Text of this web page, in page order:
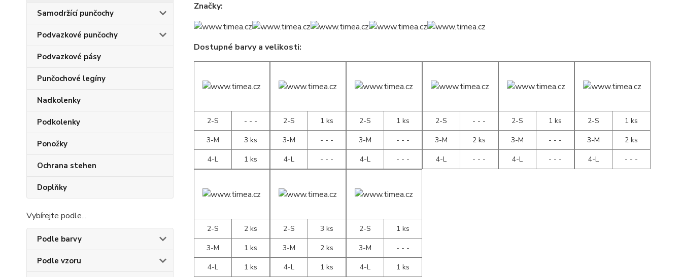
Samodržící punčochy
Podvazkové punčochy
Podvazkové pásy
Punčochové legíny
Nadkolenky
Podkolenky
Ponožky
Ochrana stehen
Doplňky
Vybírejte podle...
Podle barvy
Podle vzoru
Značky:
Dostupné barvy a velikosti:
2-S
- - -
3-M
3 ks
4-L
1 ks
2-S
1 ks
3-M
- - -
4-L
- - -
2-S
1 ks
3-M
- - -
4-L
- - -
2-S
- - -
3-M
2 ks
4-L
- - -
2-S
1 ks
3-M
- - -
4-L
- - -
2-S
1 ks
3-M
2 ks
4-L
- - -
2-S
2 ks
3-M
1 ks
4-L
1 ks
2-S
3 ks
3-M
2 ks
4-L
1 ks
2-S
1 ks
3-M
- - -
4-L
1 ks